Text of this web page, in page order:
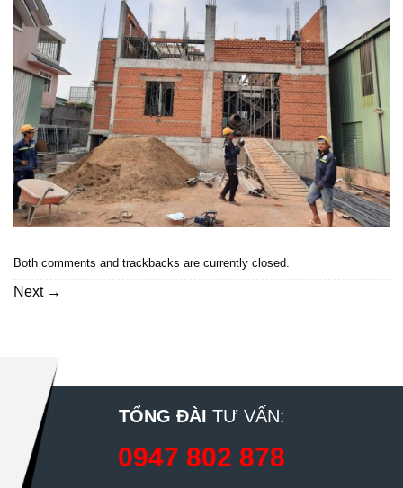
Both comments and trackbacks are currently closed.
Next →
TỔNG ĐÀI TƯ VẤN:
0947 802 878